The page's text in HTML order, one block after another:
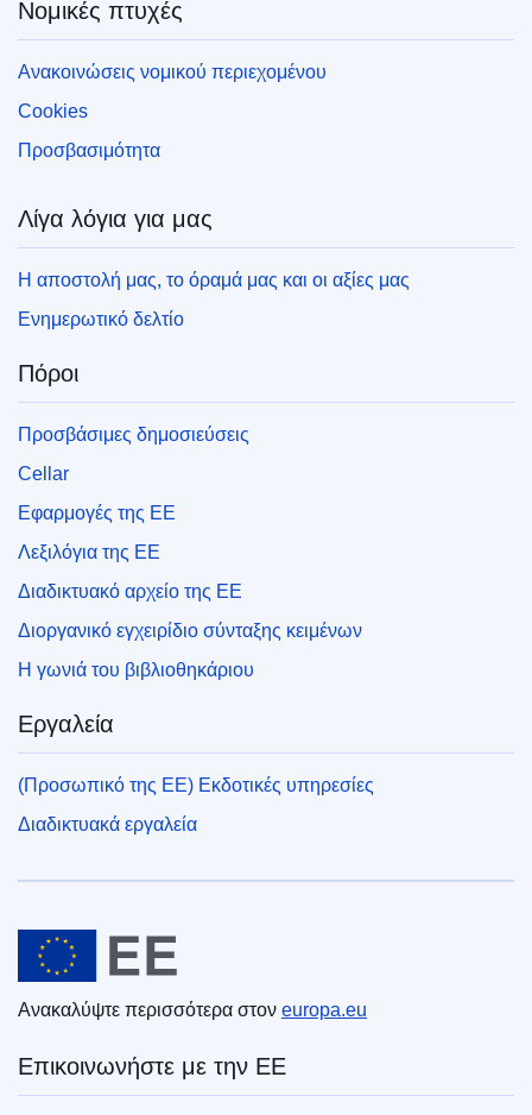
Νομικές πτυχές
Ανακοινώσεις νομικού περιεχομένου
Cookies
Προσβασιμότητα
Λίγα λόγια για μας
Η αποστολή μας, το όραμά μας και οι αξίες μας
Ενημερωτικό δελτίο
Πόροι
Προσβάσιμες δημοσιεύσεις
Cellar
Εφαρμογές της ΕΕ
Λεξιλόγια της ΕΕ
Διαδικτυακό αρχείο της ΕΕ
Διοργανικό εγχειρίδιο σύνταξης κειμένων
Η γωνιά του βιβλιοθηκάριου
Εργαλεία
(Προσωπικό της ΕΕ) Εκδοτικές υπηρεσίες
Διαδικτυακά εργαλεία
Ευρωπαϊκή Ένωση
Ανακαλύψτε περισσότερα στον europa.eu
Επικοινωνήστε με την ΕΕ